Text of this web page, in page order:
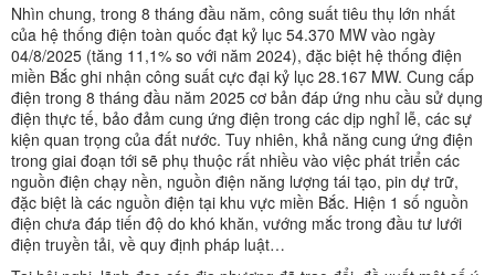
Nhìn chung, trong 8 tháng đầu năm, công suất tiêu thụ lớn nhất
của hệ thống điện toàn quốc đạt kỷ lục 54.370 MW vào ngày
04/8/2025 (tăng 11,1% so với năm 2024), đặc biệt hệ thống điện
miền Bắc ghi nhận công suất cực đại kỷ lục 28.167 MW. Cung cấp
điện trong 8 tháng đầu năm 2025 cơ bản đáp ứng nhu cầu sử dụng
điện thực tế, bảo đảm cung ứng điện trong các dịp nghỉ lễ, các sự
kiện quan trọng của đất nước. Tuy nhiên, khả năng cung ứng điện
trong giai đoạn tới sẽ phụ thuộc rất nhiều vào việc phát triển các
nguồn điện chạy nền, nguồn điện năng lượng tái tạo, pin dự trữ,
đặc biệt là các nguồn điện tại khu vực miền Bắc. Hiện 1 số nguồn
điện chưa đáp tiến độ do khó khăn, vướng mắc trong đầu tư lưới
điện truyền tải, về quy định pháp luật…